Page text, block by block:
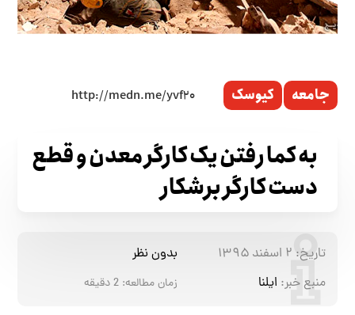
جامعه کیوسک
به کما رفتن یک کارگر معدن و قطع
دست کارگر برشکار
تاریخ: ۲ اسفند ۱۳۹۵
بدون نظر
منبع خبر: ایلنا زمان مطالعه: 2دقیقه